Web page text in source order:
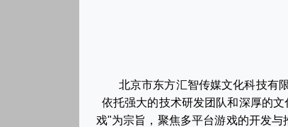
北京市东方汇智传媒文化科技有
依托强大的技术研发团队和深厚的
戏"为宗旨，聚焦多平台游戏的开发